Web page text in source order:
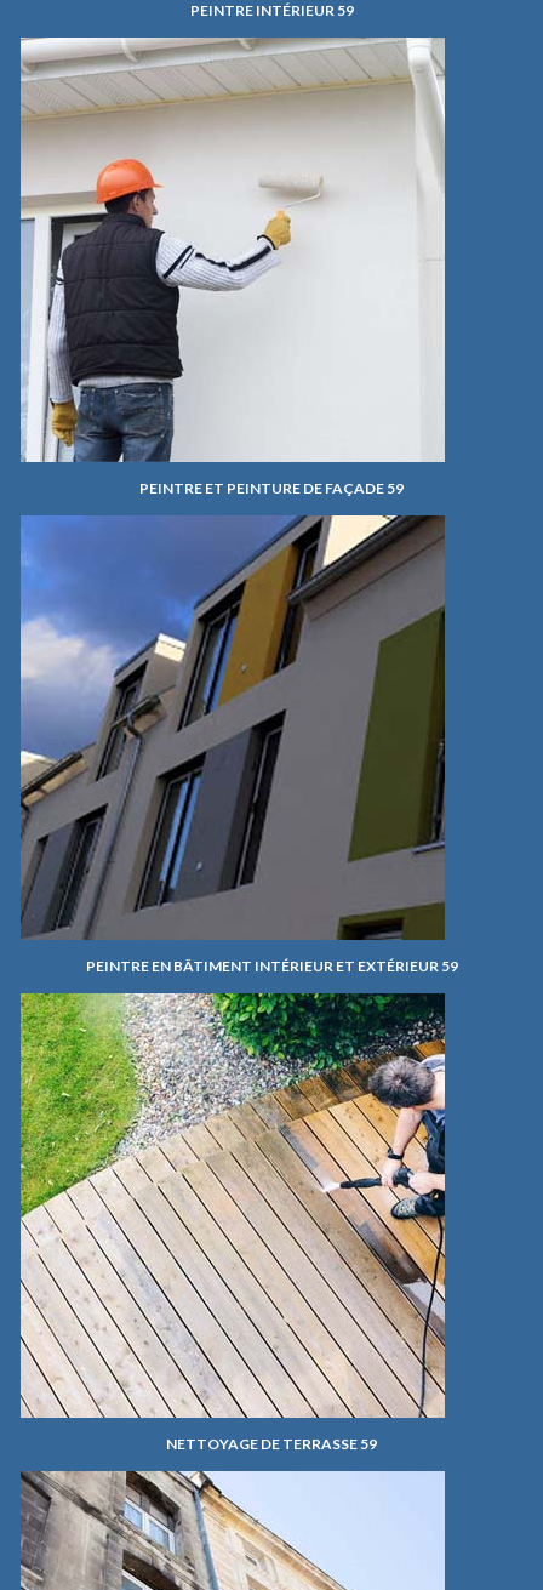
PEINTRE INTÉRIEUR 59
PEINTRE ET PEINTURE DE FAÇADE 59
PEINTRE EN BÂTIMENT INTÉRIEUR ET EXTÉRIEUR 59
NETTOYAGE DE TERRASSE 59